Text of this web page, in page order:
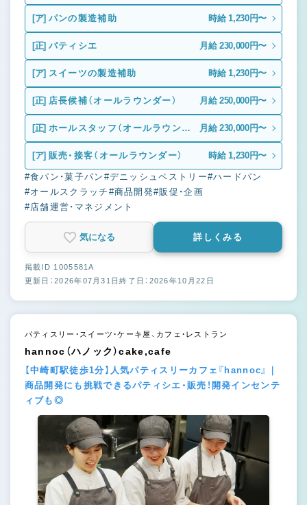
[ア] パンの製造補助 時給 1,230円〜
[正] パティシエ 月給 230,000円〜
[ア] スイーツの製造補助 時給 1,230円〜
[正] 店長候補（オールラウンダー） 月給 250,000円〜
[正] ホールスタッフ（オールラウンダ
ー）
月給 230,000円〜
[ア] 販売・接客（オールラウンダー） 時給 1,230円〜
#食パン・菓子パン #デニッシュペストリー#ハードパン
#オールスクラッチ #商品開発#販促・企画
#店舗運営・マネジメント
気になる 詳しくみる
掲載ID 1005581A
更新日：2026年07月31日終了日：2026年10月22日
パティスリー・スイーツ・ケーキ屋、カフェ・レストラン
hannoc（ハノック）cake,cafe
【中崎町駅徒歩1分】人気パティスリーカフェ『hannoc』｜
商品開発にも挑戦できるパティシエ・販売！開発インセンテ
ィブも◎